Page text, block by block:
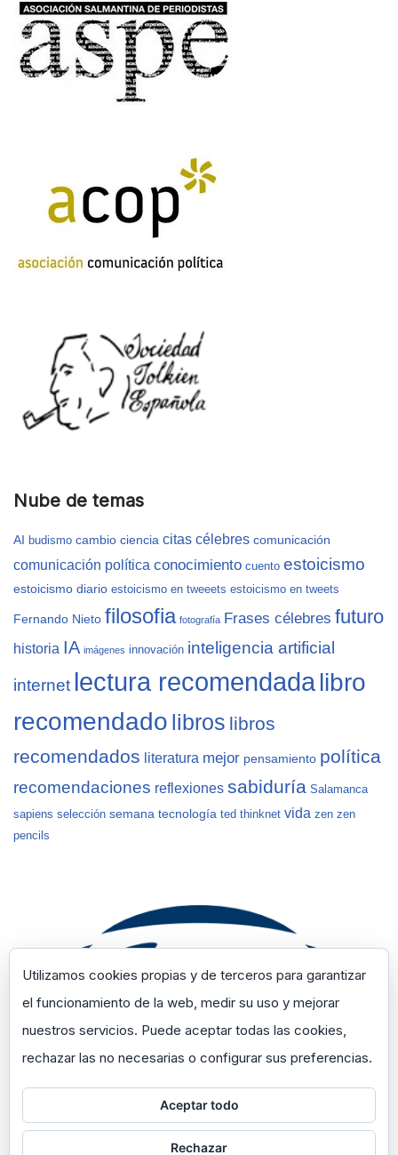
Nube de temas
AI budismo cambio ciencia citas célebres comunicación
comunicación política conocimiento cuento estoicismo
estoicismo diario estoicismo en tweeets estoicismo en tweets
Fernando Nieto filosofia fotografía Frases célebres futuro
historia IA imágenes innovación inteligencia artificial
internet lectura recomendadalibro
recomendado libros libros
recomendados literatura mejor pensamiento política
recomendaciones reflexiones sabiduría Salamanca
sapiens selección semana tecnología ted thinknet vida zen zen
pencils
Utilizamos cookies propias y de terceros para garantizar
el funcionamiento de la web, medir su uso y mejorar
nuestros servicios. Puede aceptar todas las cookies,
rechazar las no necesarias o configurar sus preferencias.
Aceptar todo
Rechazar